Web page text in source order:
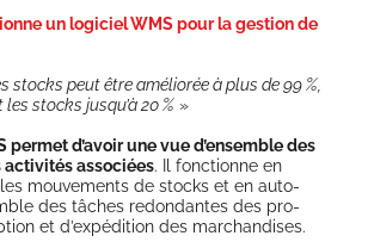
un logiciel WMS pour la gestion de
stocks peut être amé­lio­rée à plus de 99 %,
stocks jus­qu’à 20 %»
per­met d’a­voir une vue d’en­semble des
acti­vi­tés asso­ciées. Il fonc­tionne en
mou­ve­ments de stocks et en auto­
des tâches redon­dantes des pro­
et d’expédition des marchandises.